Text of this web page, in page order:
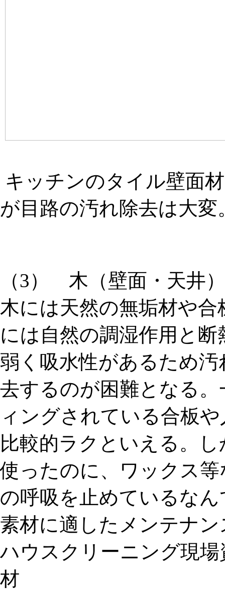
キッチンのタイル壁面
が目路の汚れ除去は大変
（3） 木（壁面・天井）
木には天然の無垢材や
には自然の調湿作用と
弱く吸水性があるため
去するのが困難となる
ィングされている合板
比較的ラクといえる。
使ったのに、ワックス
の呼吸を止めているな
素材に適したメンテナ
ハウスクリーニング現
材